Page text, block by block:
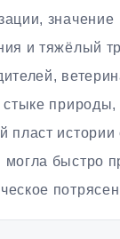
значение
и тяжёлый
природы,
пласт истории
быстро